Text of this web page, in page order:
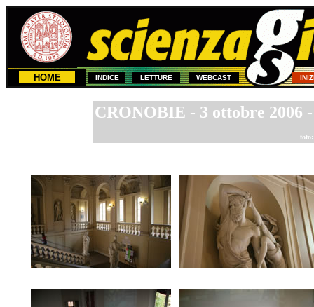
HOME INDICE LETTURE WEBCAST
CRONOBIE - 3 ottobre 2006